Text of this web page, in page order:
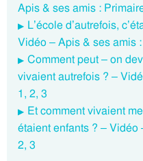
Apis & ses amis :
L’école d’autrefois,
Vidéo – Apis & ses amis
Comment peut – on
vivaient autrefois ? –
1, 2, 3
Et comment vivaient
étaient enfants ? – Vidéo
2, 3